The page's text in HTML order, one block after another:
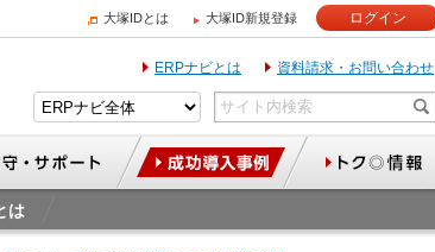
大塚IDとは 大塚ID新規登録 ログイン
ERPナビとは 資料請求・お問い合わせ
は